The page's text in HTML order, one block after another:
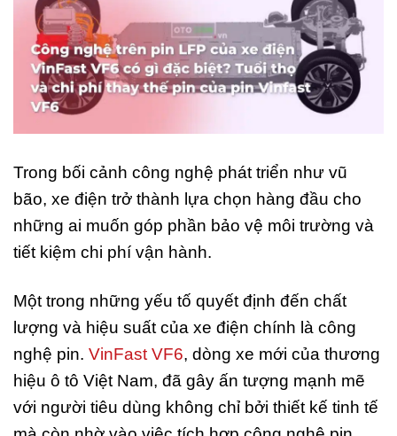
Trong bối cảnh công nghệ phát triển như vũ
bão, xe điện trở thành lựa chọn hàng đầu cho
những ai muốn góp phần bảo vệ môi trường và
tiết kiệm chi phí vận hành.
Một trong những yếu tố quyết định đến chất
lượng và hiệu suất của xe điện chính là công
nghệ pin. VinFast VF6, dòng xe mới của thương
hiệu ô tô Việt Nam, đã gây ấn tượng mạnh mẽ
với người tiêu dùng không chỉ bởi thiết kế tinh tế